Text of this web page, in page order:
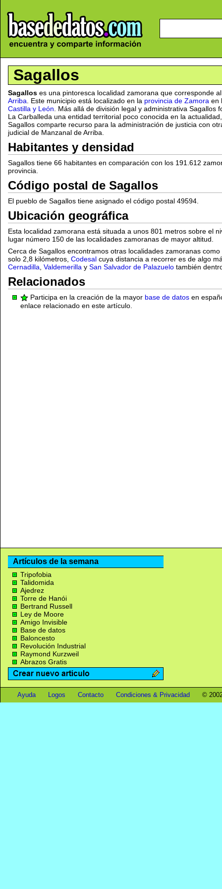
Sagallos
Sagallos es una pintoresca localidad zamorana que corresponde
Arriba . Este municipio está localizado en la provincia de Zamora en
Castilla y León . Más allá de división legal y administrativa Sagallos
La Carballeda una entidad territorial poco conocida en la
Sagallos comparte recurso para la administración de justicia con
judicial de Manzanal de Arriba.
Habitantes y densidad
Sagallos tiene 66 habitantes en comparación con los 191.612
provincia.
Código postal de Sagallos
El pueblo de Sagallos tiene asignado el código postal 49594.
Ubicación geográfica
Esta localidad zamorana está situada a unos 801 metros sobre el
lugar número 150 de las localidades zamoranas de mayor altitud.
Cerca de Sagallos encontramos otras localidades zamoranas como
solo 2,8 kilómetros, Codesal cuya distancia a recorrer es de algo
Cernadilla Valdemerilla y San Salvador de Palazuelo también
Relacionados
Participa en la creación de la mayor base de datos en
enlace relacionado en este artículo.
Artículos de la semana
Tripofobia
Talidomida
Ajedrez
Torre de Hanói
Bertrand Russell
Ley de Moore
Amigo Invisible
Base de datos
Baloncesto
Revolución Industrial
Raymond Kurzweil
Abrazos Gratis
Ayuda Logos Contacto Condiciones & Privacidad ©